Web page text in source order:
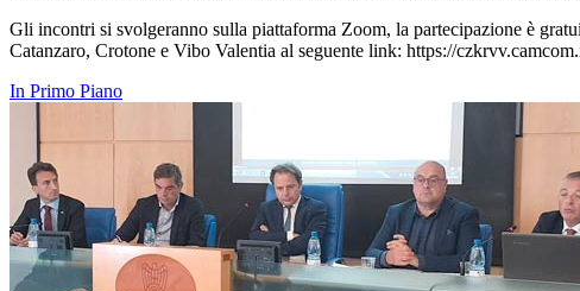
Gli incontri si svolgeranno sulla piattaforma Zoom, la partecipazione è
Catanzaro, Crotone e Vibo Valentia al seguente link: https://
In Primo Piano